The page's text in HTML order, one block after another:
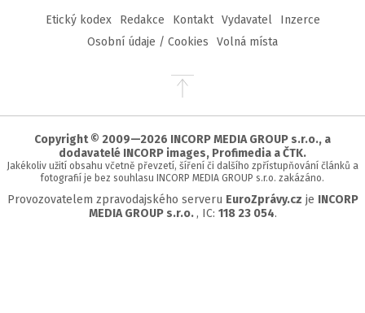
Etický kodex Redakce Kontakt Vydavatel
Inzerce
Osobní údaje / Cookies
Volná místa
Přejít
stránky
Copyright © 2009—2026 INCORP MEDIA GROUP s.r.o., a
dodavatelé INCORP images, Profimedia a ČTK.
Jakékoliv užití obsahu včetně převzetí, šíření či dalšího zpřístupňování článků a
fotografií je bez souhlasu INCORP MEDIA GROUP s.r.o. zakázáno.
Provozovatelem zpravodajského serveru EuroZprávy.cz je INCORP
MEDIA GROUP s.r.o. , IC: 118 23 054.